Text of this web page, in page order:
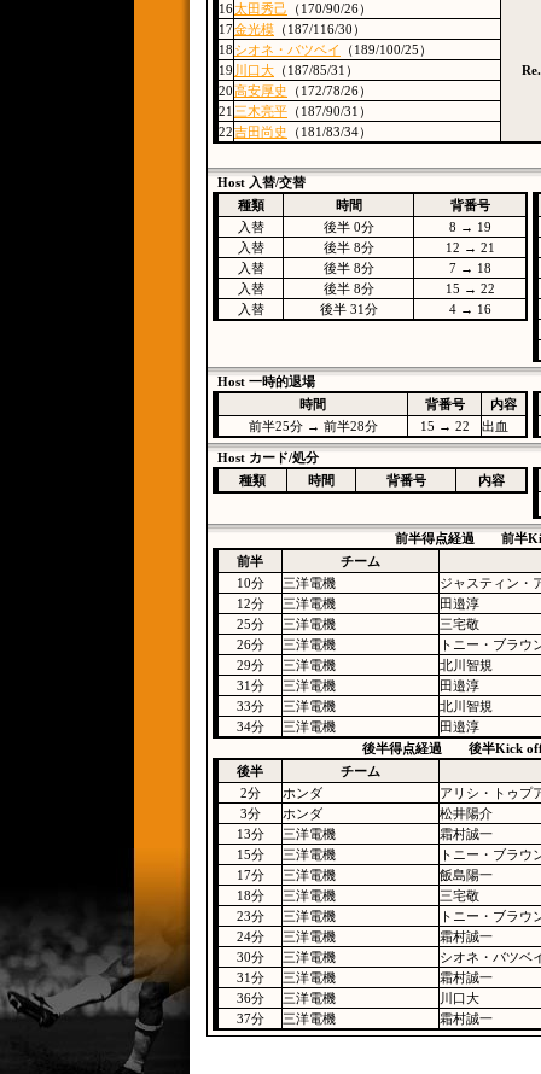
16太田秀己 （170/90/26）
Re.
17金光模 （187/116/30）
18 シオネ・バツベイ
（189/100/25）
19 川口大 （187/85/31）
20高安厚史 （172/78/26）
21 三木亮平 （187/90/31）
22吉田尚史 （181/83/34）
Host 入替/交替
種類
時間
背番号
入替
後半 0分
8 → 19
入替
後半 8分
12 → 21
入替
後半 8分
7 → 18
入替
後半 8分
15 → 22
入替
後半 31分 4 → 16
Host 一時的退場
時間
背番号
内容
前半25分 → 前半28分
15 → 22 出血
Host カード/処分
種類
時間 背番号 内容
前半得点経過 前半
前半
チーム
10分
三洋電機
ジャスティン・
12分
三洋電機
田邉淳
25分
三洋電機
三宅敬
26分
三洋電機
トニー・ブラウ
29分
三洋電機
北川智規
31分
三洋電機
田邉淳
33分
三洋電機
北川智規
34分
三洋電機
田邉淳
後半得点経過 後半Kick off
後半
チーム
2分
ホンダ
アリシ・トゥプ
3分
ホンダ
松井陽介
13分
三洋電機
霜村誠一
15分
三洋電機
トニー・ブラウ
17分
三洋電機
飯島陽一
18分
三洋電機
三宅敬
23分
三洋電機
トニー・ブラウ
24分
三洋電機
霜村誠一
30分
三洋電機
シオネ・バツベ
31分
三洋電機
霜村誠一
36分
三洋電機
川口大
37分
三洋電機 霜村誠一